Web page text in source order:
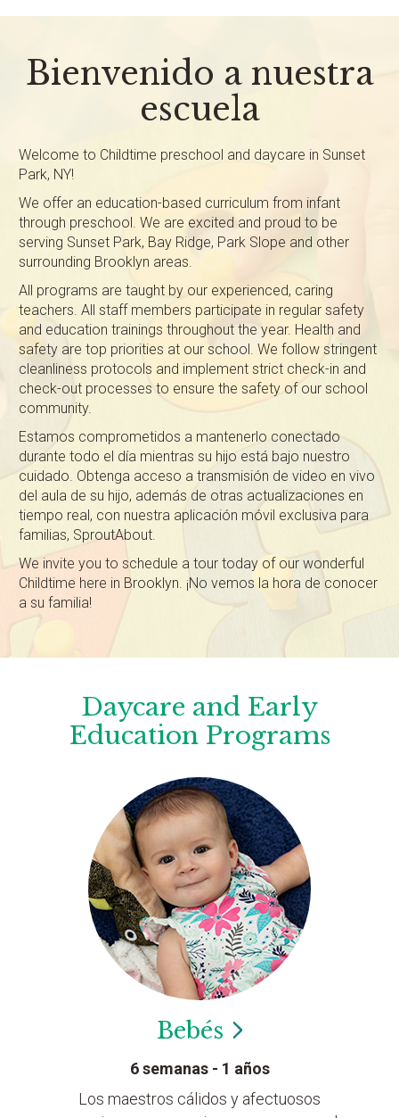
Bienvenido a nuestra
escuela
Welcome to Childtime preschool and daycare in Sunset
Park, NY!
We offer an education-based curriculum from infant
through preschool. We are excited and proud to be
serving Sunset Park, Bay Ridge, Park Slope and other
surrounding Brooklyn areas.
All programs are taught by our experienced, caring
teachers. All staff members participate in regular safety
and education trainings throughout the year. Health and
safety are top priorities at our school. We follow stringent
cleanliness protocols and implement strict check-in and
check-out processes to ensure the safety of our school
community.
Estamos comprometidos a mantenerlo conectado
durante todo el día mientras su hijo está bajo nuestro
cuidado. Obtenga acceso a transmisión de video en vivo
del aula de su hijo, además de otras actualizaciones en
tiempo real, con nuestra aplicación móvil exclusiva para
familias, SproutAbout.
We invite you to schedule a tour today of our wonderful
Childtime here in Brooklyn. ¡No vemos la hora de conocer
a su familia!
Daycare and Early
Education Programs
Bebés
6 semanas - 1 años
Los maestros cálidos y afectuosos